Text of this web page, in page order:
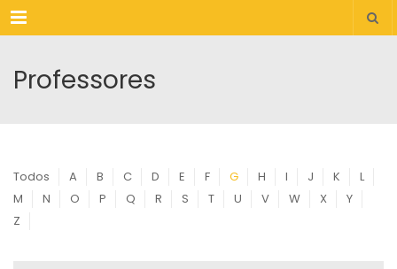
Menu
Professores
Todos A B C D E F G H I J K
L
M
N O P Q R S T U V W X
Y
Z